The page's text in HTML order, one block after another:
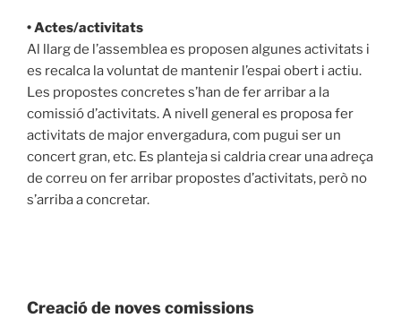
• Actes/activitats
Al llarg de l’assemblea es proposen algunes activitats i
es recalca la voluntat de mantenir l’espai obert i actiu.
Les propostes concretes s’han de fer arribar a la
comissió d’activitats. A nivell general es proposa fer
activitats de major envergadura, com pugui ser un
concert gran, etc. Es planteja si caldria crear una adreça
de correu on fer arribar propostes d’activitats, però no
s’arriba a concretar.
Creació de noves comissions